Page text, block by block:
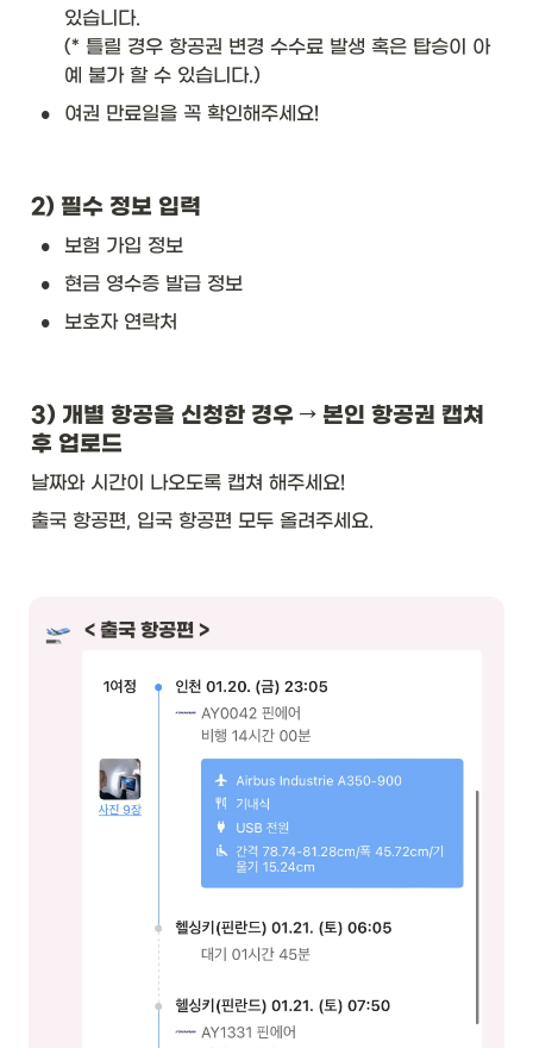
있습니다.
(* 틀릴 경우 항공권 변경 수수료 발생 혹은 탑승이 아
예 불가 할 수 있습니다.)
• 여권 만료일을 꼭 확인해주세요!
2) 필수 정보 입력
• 보험 가입 정보
• 현금 영수증 발급 정보
• 보호자 연락처
3) 개별 항공을 신청한 경우 → 본인 항공권 캡쳐
후 업로드
날짜와 시간이 나오도록 캡쳐 해주세요!
출국 항공편, 입국 항공편 모두 올려주세요.
< 출국 항공편 >